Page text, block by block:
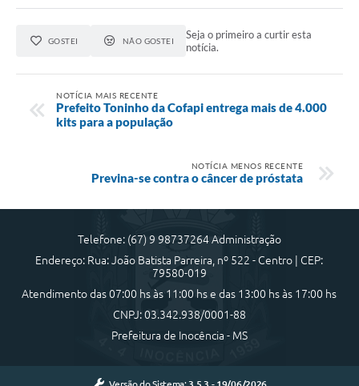
GOSTEI NÃO GOSTEI
Seja o primeiro a curtir esta
notícia.
NOTÍCIA MAIS RECENTE
Prefeito Toninho da Cofapi entrega mais de 4.000
kits para a população
NOTÍCIA MENOS RECENTE
Previna-se contra o câncer de próstata
Telefone: (67) 9 98737264 Administração
Endereço: Rua: João Batista Parreira, nº 522 - Centro | CEP:
79580-019
Atendimento das 07:00 hs às 11:00 hs e das 13:00 hs às 17:00 hs
CNPJ: 03.342.938/0001-88
Prefeitura de Inocência - MS